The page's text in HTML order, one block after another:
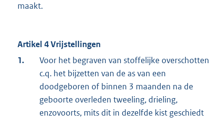
maakt.
Artikel 4 Vrijstellingen
1.
Voor het begraven van stoffelijke overschotten
c.q. het bijzetten van de as van een
doodgeboren of binnen 3 maanden na de
geboorte overleden tweeling, drieling,
enzovoorts, mits dit in dezelfde kist geschiedt